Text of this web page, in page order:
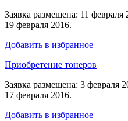
Заявка размещена: 11
19 февраля 2016.
Добавить в избранное
Приобретение тонеров
Заявка размещена: 3 февраля
17 февраля 2016.
Добавить в избранное